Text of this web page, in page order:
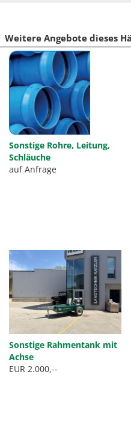
Weitere Angebote dieses
Sonstige Rohre, Leitung,
Schläuche
auf Anfrage
Sonstige Rahmentank mit
Achse
EUR 2.000,--